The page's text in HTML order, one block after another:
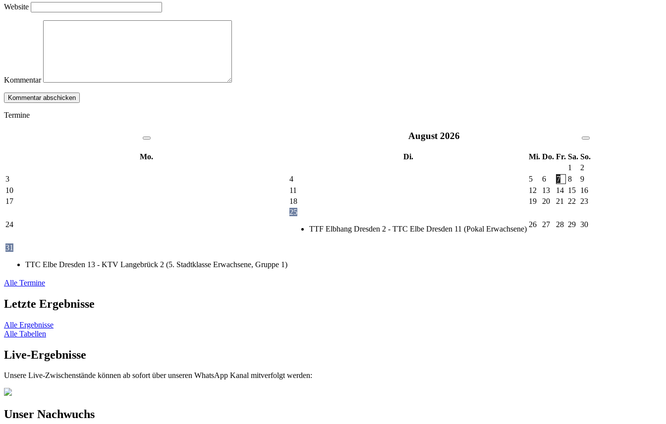
Website
Kommentar
Termine
August 2026
Mo. Di. Mi. Do. Fr. Sa. So.
1
2
3
4 5 6 7 8
9
10
11 12 13 14 15 16
17
18 19 20 21 22 23
24
25
TTF Elbhang Dresden 2 - TTC Elbe Dresden 11 (Pokal Erwachsene)
26 27 28 29 30
31
TTC Elbe Dresden 13 - KTV Langebrück 2 (5. Stadtklasse Erwachsene, Gruppe 1)
Alle Termine
Letzte Ergebnisse
Alle Ergebnisse
Alle Tabellen
Live-Ergebnisse
Unsere Live-Zwischenstände können ab sofort über unseren WhatsApp Kanal mitverfolgt werden:
Unser Nachwuchs